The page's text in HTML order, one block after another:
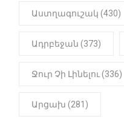
Աստղագուշակ (430)
Ադրբեջան (373)
Ջուր Չի Լինելու (336)
Արցախ (281)